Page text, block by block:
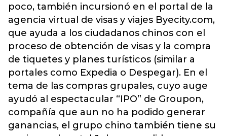
poco, también incursionó en el portal de la
agencia virtual de visas y viajes Byecity.com,
que ayuda a los ciudadanos chinos con el
proceso de obtención de visas y la compra
de tiquetes y planes turísticos (similar a
portales como Expedia o Despegar). En el
tema de las compras grupales, cuyo auge
ayudó al espectacular “IPO” de Groupon,
compañía que aun no ha podido generar
ganancias, el grupo chino también tiene su